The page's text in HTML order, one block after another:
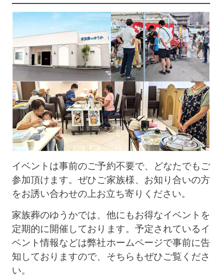
イベントは事前のご予約不要で、どなたでもご
参加頂けます。ぜひご家族様、お知り合いの方
をお誘い合わせの上お立ち寄りください。
家族葬のゆうかでは、他にもお得なイベントを
定期的に開催しております。予定されているイ
ベント情報などは弊社ホームページで事前に告
知しておりますので、そちらもぜひご覧くださ
い。